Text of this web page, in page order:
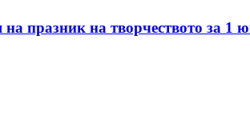
празник на творчеството за 1